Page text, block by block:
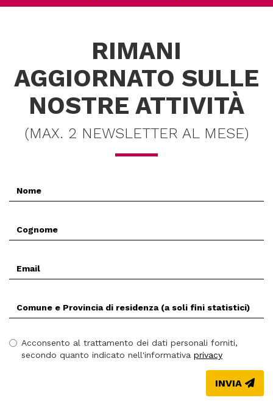
RIMANI
AGGIORNATO SULLE
NOSTRE ATTIVITÀ
(MAX. 2 NEWSLETTER AL MESE)
Nome
*
Cognome
*
Email
*
Comune
(Prov.)
residenza
Acconsento al trattamento dei dati personali forniti,
secondo quanto indicato nell'informativa privacy
INVIA